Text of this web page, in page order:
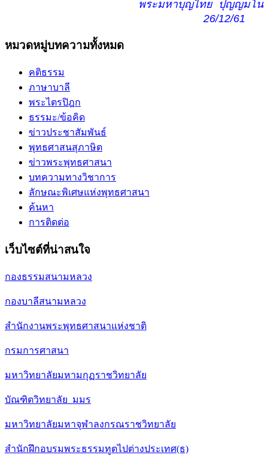
พระมหาบุญไทย ปุญญมโน
26/12/61
หมวดหมู่บทความทั้งหมด
คติธรรม
ภาษาบาลี
พระไตรปิฎก
ธรรมะ/ข้อคิด
ข่าวประชาสัมพันธ์
พุทธศาสนสุภาษิต
ข่าวพระพุทธศาสนา
บทความทางวิชาการ
ลักษณะพิเศษแห่งพุทธศาสนา
ค้นหา
การติดต่อ
เว็บไซต์ที่น่าสนใจ
กองธรรมสนามหลวง
กองบาลีสนามหลวง
สำนักงานพระพุทธศาสนาแห่งชาติ
กรมการศาสนา
มหาวิทยาลัยมหามกุฏราชวิทยาลัย
บัณฑิตวิทยาลัย มมร
มหาวิทยาลัยมหาจุฬาลงกรณราชวิทยาลัย
สำนักฝึกอบรมพระธรรมทูตไปต่างประเทศ(ธ)